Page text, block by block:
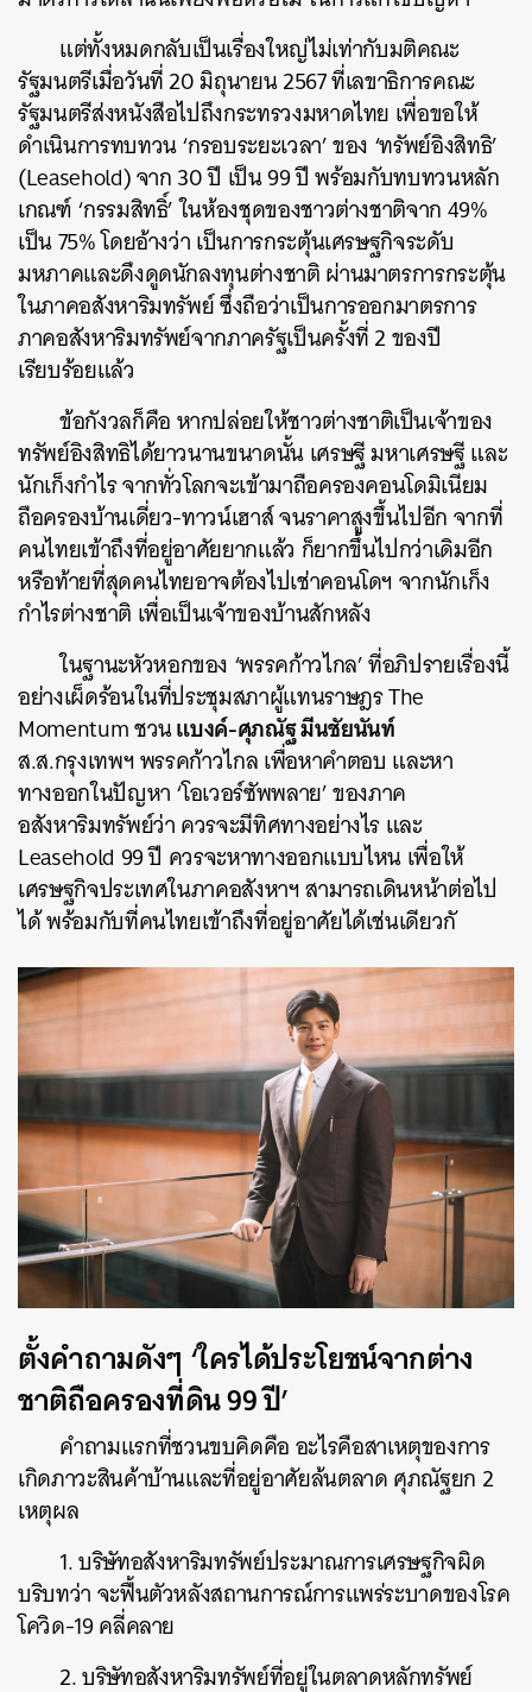
แต่ทั้งหมดกลับเป็นเรื่องใหญ่ไม่เท่ากับมติคณะ
รัฐมนตรีเมื่อวันที่ 20 มิถุนายน 2567 ที่เลขาธิการคณะ
รัฐมนตรีส่งหนังสือไปถึงกระทรวงมหาดไทย เพื่อขอให้
ดำเนินการทบทวน ‘กรอบระยะเวลา’ ของ ‘ทรัพย์อิงสิทธิ’
(Leasehold) จาก 30 ปี เป็น 99 ปี พร้อมกับทบทวนหลัก
เกณฑ์ ‘กรรมสิทธิ์’ ในห้องชุดของชาวต่างชาติจาก 49%
เป็น 75% โดยอ้างว่า เป็นการกระตุ้นเศรษฐกิจระดับ
มหภาคและดึงดูดนักลงทุนต่างชาติ ผ่านมาตรการกระตุ้น
ในภาคอสังหาริมทรัพย์ ซึ่งถือว่าเป็นการออกมาตรการ
ภาคอสังหาริมทรัพย์จากภาครัฐเป็นครั้งที่ 2 ของปี
เรียบร้อยแล้ว
ข้อกังวลก็คือ หากปล่อยให้ชาวต่างชาติเป็นเจ้าของ
ทรัพย์อิงสิทธิได้ยาวนานขนาดนั้น เศรษฐี มหาเศรษฐี และ
นักเก็งกำไร จากทั่วโลกจะเข้ามาถือครองคอนโดมิเนียม
ถือครองบ้านเดี่ยว-ทาวน์เฮาส์ จนราคาสูงขึ้นไปอีก จากที่
คนไทยเข้าถึงที่อยู่อาศัยยากแล้ว ก็ยากขึ้นไปกว่าเดิมอีก
หรือท้ายที่สุดคนไทยอาจต้องไปเช่าคอนโดฯ จากนักเก็ง
กำไรต่างชาติ เพื่อเป็นเจ้าของบ้านสักหลัง
ในฐานะหัวหอกของ ‘พรรคก้าวไกล’ ที่อภิปรายเรื่องนี้
อย่างเผ็ดร้อนในที่ประชุมสภาผู้แทนราษฎร The
Momentum ชวนแบงค์-ศุภณัฐ มีนชัยนันท์
ส.ส.กรุงเทพฯ พรรคก้าวไกล เพื่อหาคำตอบ และหา
ทางออกในปัญหา ‘โอเวอร์ซัพพลาย’ ของภาค
อสังหาริมทรัพย์ว่า ควรจะมีทิศทางอย่างไร และ
Leasehold 99 ปี ควรจะหาทางออกแบบไหน เพื่อให้
เศรษฐกิจประเทศในภาคอสังหาฯ สามารถเดินหน้าต่อไป
ได้ พร้อมกับที่คนไทยเข้าถึงที่อยู่อาศัยได้เช่นเดียวกั
ตั้งคำถามดังๆ ‘ใครได้ประโยชน์จากต่าง
ชาติถือครองที่ดิน 99 ปี’
คำถามแรกที่ชวนขบคิดคือ อะไรคือสาเหตุของการ
เกิดภาวะสินค้าบ้านและที่อยู่อาศัยล้นตลาด ศุภณัฐยก 2
เหตุผล
1. บริษัทอสังหาริมทรัพย์ประมาณการเศรษฐกิจผิด
บริบทว่า จะฟื้นตัวหลังสถานการณ์การแพร่ระบาดของโรค
โควิด-19 คลี่คลาย
2. บริษัทอสังหาริมทรัพย์ที่อยู่ในตลาดหลักทรัพย์